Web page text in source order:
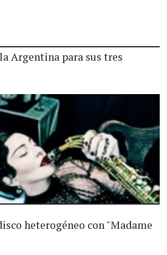
Argentina para sus tres
heterogéneo con "Madame